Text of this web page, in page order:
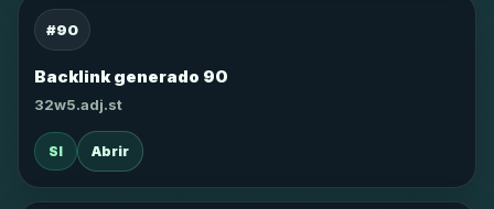
#90
Backlink generado 90
32w5.adj.st
SI Abrir